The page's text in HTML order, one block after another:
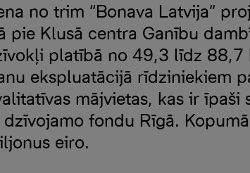
no trim “Bonava Latvija”
pie Klusā centra Ganību
platībā no 49,3 līdz 88,7
ekspluatācijā rīdziniekiem
mājvietas, kas ir īpaši
fondu Rīgā.
eiro.